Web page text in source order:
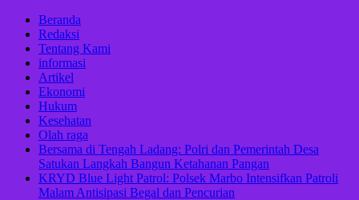
Beranda
Redaksi
Tentang Kami
informasi
Artikel
Ekonomi
Hukum
Kesehatan
Olah raga
Bersama di Tengah Ladang: Polri dan Pemerintah Desa
Satukan Langkah Bangun Ketahanan Pangan
KRYD Blue Light Patrol: Polsek Marbo Intensifkan Patroli
Malam Antisipasi Begal dan Pencurian